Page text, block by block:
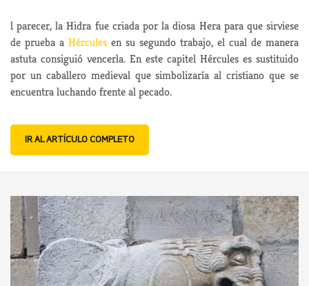
l parecer, la Hidra fue criada por la diosa Hera para que sirviese
de prueba a Hércules en su segundo trabajo, el cual de manera
astuta consiguió vencerla. En este capitel Hércules es sustituido
por un caballero medieval que simbolizaría al cristiano que se
encuentra luchando frente al pecado.
IR AL ARTÍCULO COMPLETO